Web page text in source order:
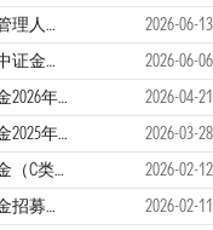
交银施罗德基金管理有限公司关于高级管理人员变更的公告
2026-06-13
交银施罗德基金管理有限公司关于终止中证金牛（北京）基金销售有限公司办理相关销售业务的公告
2026-06-06
交银施罗德裕盈纯债债券型证券投资基金2026年第1季度报告
2026-04-21
交银施罗德裕盈纯债债券型证券投资基金2025年年度报告
2026-03-28
交银施罗德裕盈纯债债券型证券投资基金（C类份额）基金产品资料概要更新
2026-02-12
交银施罗德裕盈纯债债券型证券投资基金招募说明书更新
2026-02-11